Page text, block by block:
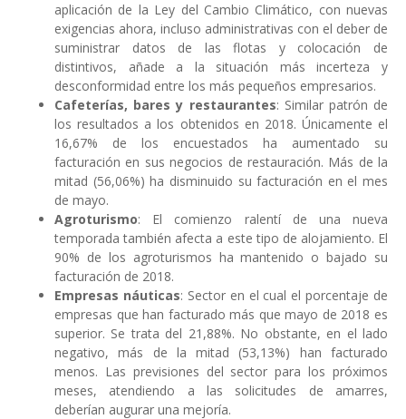
aplicación de la Ley del Cambio Climático, con nuevas
exigencias ahora, incluso administrativas con el deber de
suministrar datos de las flotas y colocación de
distintivos, añade a la situación más incerteza y
desconformidad entre los más pequeños empresarios.
Cafeterías, bares y restaurantes: Similar patrón de
los resultados a los obtenidos en 2018. Únicamente el
16,67% de los encuestados ha aumentado su
facturación en sus negocios de restauración. Más de la
mitad (56,06%) ha disminuido su facturación en el mes
de mayo.
Agroturismo: El comienzo ralentí de una nueva
temporada también afecta a este tipo de alojamiento. El
90% de los agroturismos ha mantenido o bajado su
facturación de 2018.
Empresas náuticas: Sector en el cual el porcentaje de
empresas que han facturado más que mayo de 2018 es
superior. Se trata del 21,88%. No obstante, en el lado
negativo, más de la mitad (53,13%) han facturado
menos. Las previsiones del sector para los próximos
meses, atendiendo a las solicitudes de amarres,
deberían augurar una mejoría.